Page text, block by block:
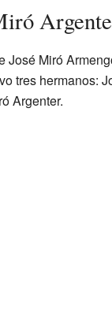
José Miró
tres hermanos:
Argenter.